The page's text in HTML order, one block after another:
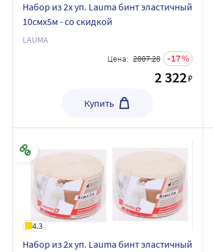
Набор из 2х уп. Lauma бинт эластичный
10смx5м - со скидкой
LAUMA
Цена: 2807.28 17
2 322₽
Купить
4.3
Набор из 2х уп. Lauma бинт эластичный